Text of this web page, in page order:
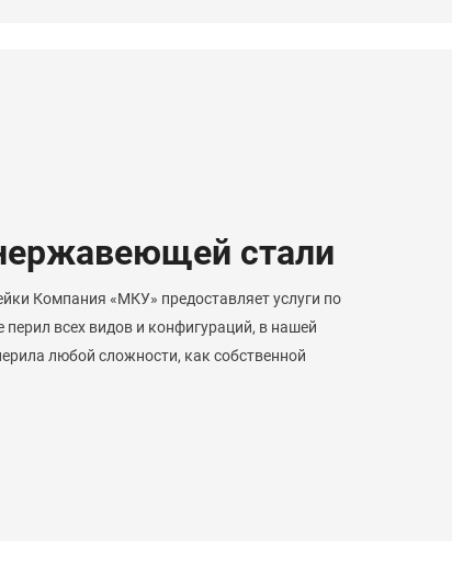
стали
Компания «МКУ» предоставляет услуги по
перил всех видов и конфигураций, в нашей
любой сложности, как собственной